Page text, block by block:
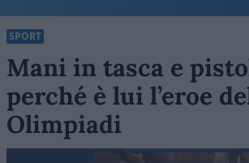
SPORT
Mani in tasca e
perché è lui l’eroe
Olimpiadi